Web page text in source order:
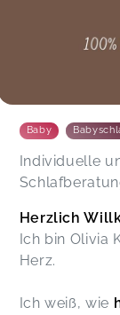
Baby
Individuelle
Herzlich
Ich bin Olivia
Herz.
Ich weiß, wie